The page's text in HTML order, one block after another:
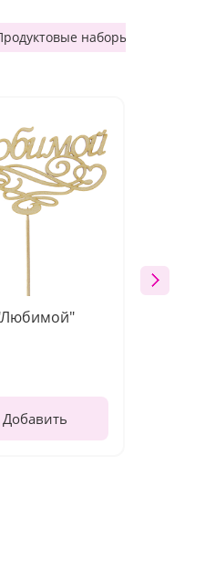
наборы
Добавить